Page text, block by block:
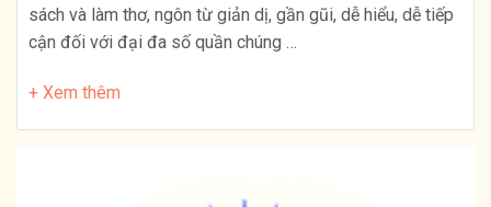
sách và làm thơ, ngôn từ giản dị, gần gũi, dễ hiểu, dễ tiếp
cận đối với đại đa số quần chúng …
+ Xem thêm